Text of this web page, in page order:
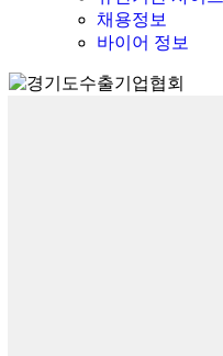
채용정보
바이어 정보